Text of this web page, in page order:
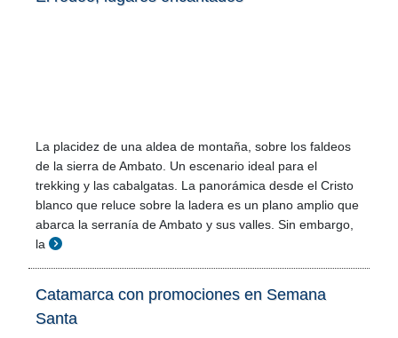
La placidez de una aldea de montaña, sobre los faldeos
de la sierra de Ambato. Un escenario ideal para el
trekking y las cabalgatas. La panorámica desde el Cristo
blanco que reluce sobre la ladera es un plano amplio que
abarca la serranía de Ambato y sus valles. Sin embargo,
la
Catamarca con promociones en Semana
Santa